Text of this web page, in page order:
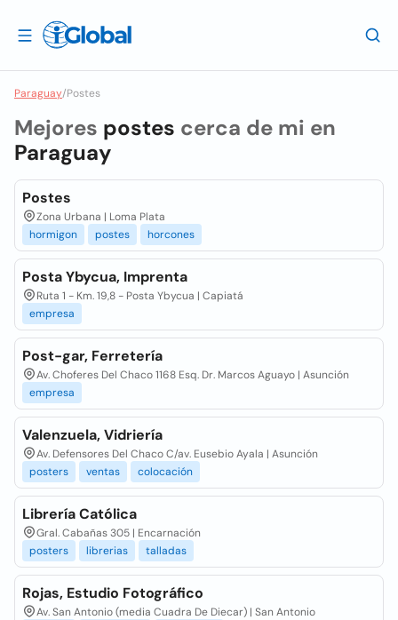
Paraguay/Postes
Mejores postes cerca de mi en
Paraguay
Postes
Zona Urbana | Loma Plata
hormigon
postes horcones
Posta Ybycua, Imprenta
Ruta 1 - Km. 19,8 - Posta Ybycua | Capiatá
empresa
Post-gar, Ferretería
Av. Choferes Del Chaco 1168 Esq. Dr. Marcos Aguayo | Asunción
empresa
Valenzuela, Vidriería
Av. Defensores Del Chaco C/av. Eusebio Ayala | Asunción
posters
ventas colocación
Librería Católica
Gral. Cabañas 305 | Encarnación
posters
librerias talladas
Rojas, Estudio Fotográfico
Av. San Antonio (media Cuadra De Diecar) | San Antonio